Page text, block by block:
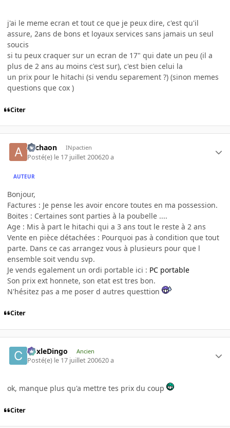
j'ai le meme ecran et tout ce que je peux dire, c'est qu'il
assure, 2ans de bons et loyaux services sans jamais un seul
soucis
si tu peux craquer sur un ecran de 17" qui date un peu (il a
plus de 2 ans au moins c'est sur), c'est bien celui la
un prix pour le hitachi (si vendu separement ?) (sinon memes
questions que cox )
Citer
Archaon INpactien
Posté(e) le 17 juillet 200620 a
AUTEUR
Bonjour,
Factures : Je pense les avoir encore toutes en ma possession.
Boites : Certaines sont parties à la poubelle ....
Age : Mis à part le hitachi qui a 3 ans tout le reste à 2 ans
Vente en pièce détachées : Pourquoi pas à condition que tout
parte. Dans ce cas arrangez vous à plusieurs pour que l
ensemble soit vendu svp.
Je vends egalement un ordi portable ici : PC portable
Son prix ext honnete, son etat est tres bon.
N'hésitez pas a me poser d autres questtion
Citer
CoxleDingo Ancien
Posté(e) le 17 juillet 200620 a
ok, manque plus qu'a mettre tes prix du coup
Citer